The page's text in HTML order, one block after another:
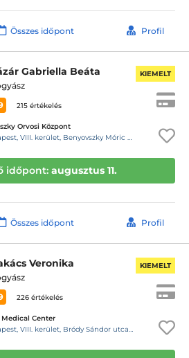
Összes időpont Profil
Gabriella Beáta
215 értékelés
Orvosi Központ
VIII. kerület, Benyovszky Móric utca 10.
KIEMELT
időpont: augusztus 11.
Összes időpont Profil
Veronika
226 értékelés
Medical Center
VIII. kerület, Bródy Sándor utca 28. 1.lépcsőház, fsz. 2.
KIEMELT